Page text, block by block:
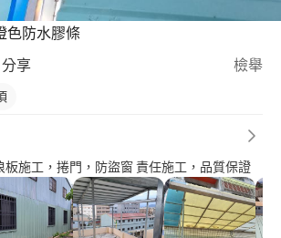
色防水膠條
分享 檢舉
板施工，捲門，防盜窗 責任施工，品質保證